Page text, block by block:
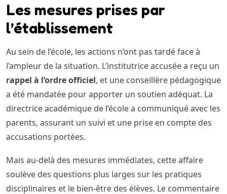
Les mesures prises par
l’établissement
Au sein de l’école, les actions n’ont pas tardé face à
l’ampleur de la situation. L’institutrice accusée a reçu un
rappel à l’ordre officiel, et une conseillère pédagogique
a été mandatée pour apporter un soutien adéquat. La
directrice académique de l’école a communiqué avec les
parents, assurant un suivi et une prise en compte des
accusations portées.
Mais au-delà des mesures immédiates, cette affaire
soulève des questions plus larges sur les pratiques
disciplinaires et le bien-être des élèves. Le commentaire